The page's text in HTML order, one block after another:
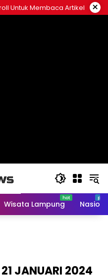
Untuk Membaca Artikel ×
Wisata Lampung
JANUARI 2024